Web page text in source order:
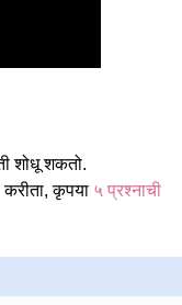
शोधू शकतो.
कृपया ५ प्रश्नाची